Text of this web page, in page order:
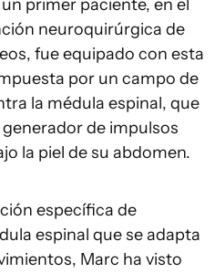
primer paciente, en el
neuroquirúrgica de
fue equipado con esta
por un campo de
la médula espinal, que
de impulsos
la piel de su abdomen.
específica de
espinal que se adapta
Marc ha visto